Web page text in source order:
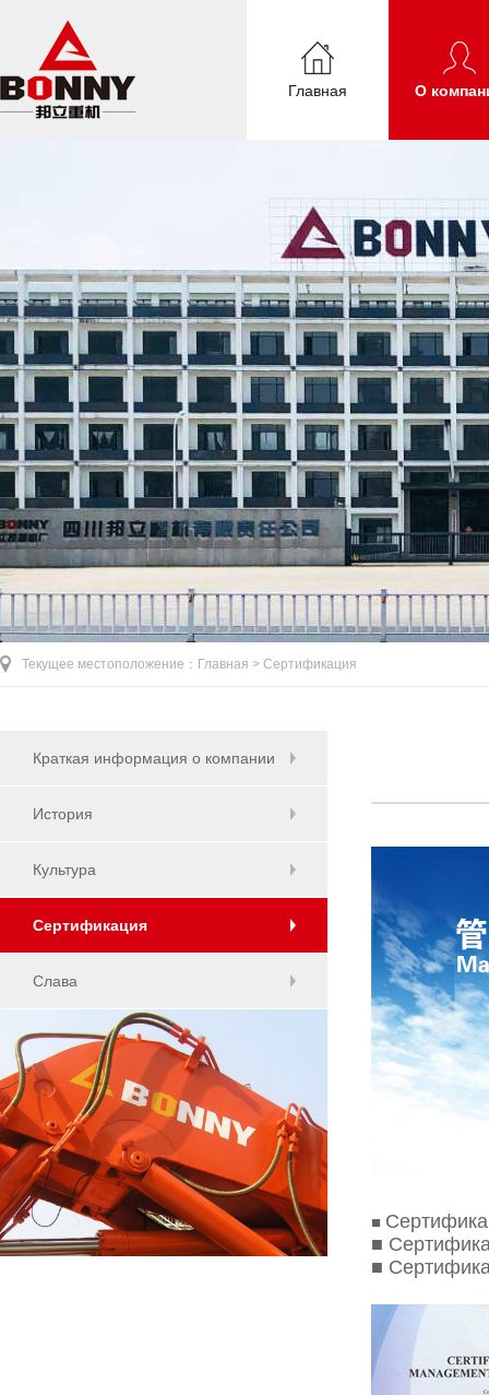
Главная О
Текущее местоположение： Главная > Сертификация
Краткая информация о компании
История
Культура
Сертификация
Слава
■
■
■